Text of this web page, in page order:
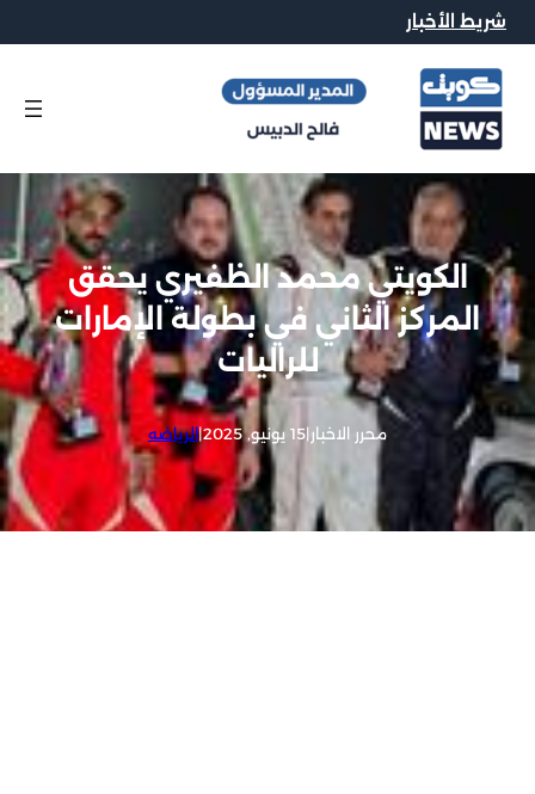
شريط الأخبار
الكويتي محمد الظفيري يحقق
المركز الثاني في بطولة الإمارات
للراليات
محرر الاخبار |15 يونيو, 2025 |الرياضه